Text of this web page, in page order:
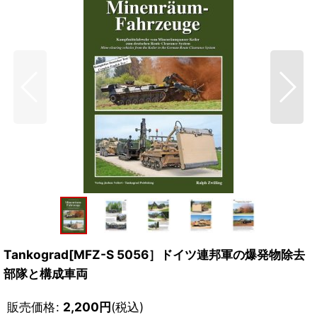
Tankograd[MFZ-S 5056］ドイツ連邦軍の爆発物除去
部隊と構成車両
販売価格: 2,200円(税込)